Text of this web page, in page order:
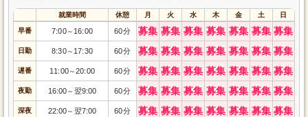
就業時間 休憩 月 火 水 木 金 土 日
早番 7:00～ 16:00 60分 募集 募集 募集 募集 募集 募集 募集
日勤 8:30～ 17:30 60分 募集 募集 募集 募集 募集 募集 募集
遅番 11:00～20:00 60分 募集 募集 募集 募集 募集 募集 募集
夜勤 16:00～ 翌9:00 60分 募集 募集 募集 募集 募集 募集 募集
深夜 22:00～ 翌7:00 60分 募集 募集 募集 募集 募集 募集 募集